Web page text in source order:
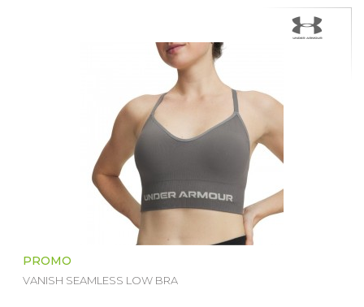
PROMO
VANISH SEAMLESS LOW BRA